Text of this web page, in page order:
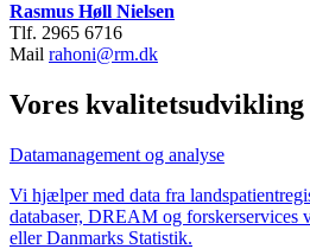
Rasmus Høll Nielsen
Tlf. 2965 6716
Mail rahoni@rm.dk
Vores kvalitetsudvikling
Datamanagement og analyse
Vi hjælper med data fra
databaser, DREAM og forskerservices
eller Danmarks Statistik.